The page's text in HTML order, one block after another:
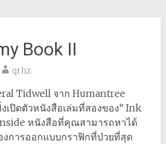
Book II
qrhz
Tidwell จาก Humantree
เปิดตัวหนังสือเล่มที่สองของ“ Ink
หนังสือที่คุณสามารถหาได้
การออกแบบกราฟิกที่ป่วยที่สุด